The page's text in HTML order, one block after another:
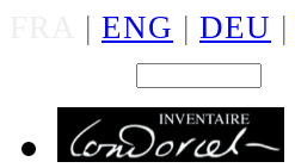
| ENG | DEU |